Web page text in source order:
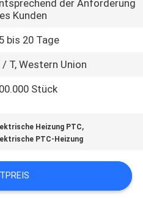
der Anforderung
Kunden
bis 20 Tage
/ T, Western Union
Stück
Heizung PTC,
PTC-Heizung